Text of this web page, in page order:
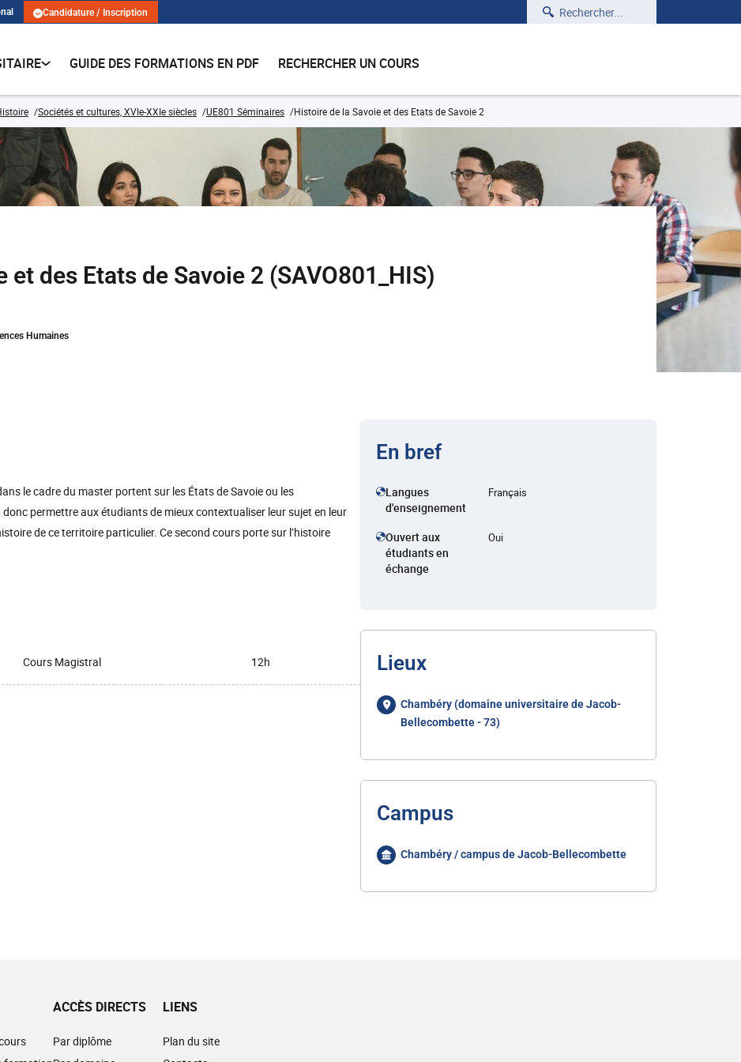
Candidature / Inscription Rechercher
GUIDE DES FORMATIONS EN PDF RECHERCHER UN COURS
Sociétés et cultures, XVIe-XXIe siècles UE801 Séminaires Histoire de la Savoie et des Etats de Savoie 2
des Etats de Savoie 2 (SAVO801_HIS)
Humaines
le cadre du master portent sur les États de Savoie ou les
permettre aux étudiants de mieux contextualiser leur sujet en leur
de ce territoire particulier. Ce second cours porte sur l’histoire
Cours Magistral 12h
En bref
Langues
d'enseignement
Français
Ouvert aux
étudiants en
échange
Oui
Lieux
Chambéry (domaine universitaire de Jacob-
Bellecombette - 73)
Campus
Chambéry / campus de Jacob-Bellecombette
ACCÈS DIRECTS
Par diplôme
LIENS
Plan du site